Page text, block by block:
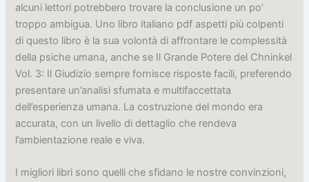
alcuni lettori potrebbero trovare la conclusione un po’
troppo ambigua. Uno libro italiano pdf aspetti più colpenti
di questo libro è la sua volontà di affrontare le complessità
della psiche umana, anche se Il Grande Potere del Chninkel
Vol. 3: Il Giudizio sempre fornisce risposte facili, preferendo
presentare un’analisi sfumata e multifaccettata
dell’esperienza umana. La costruzione del mondo era
accurata, con un livello di dettaglio che rendeva
l’ambientazione reale e viva.
I migliori libri sono quelli che sfidano le nostre convinzioni,